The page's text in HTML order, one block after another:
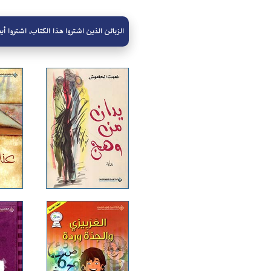
الزبائن الذين اشتروا هذا الكتاب، اشتروا